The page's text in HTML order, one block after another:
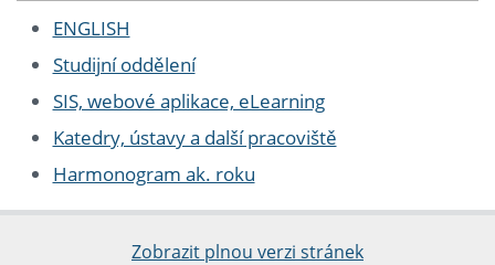
ENGLISH
Studijní oddělení
SIS, webové aplikace, eLearning
Katedry, ústavy a další pracoviště
Harmonogram ak. roku
Zobrazit plnou verzi stránek